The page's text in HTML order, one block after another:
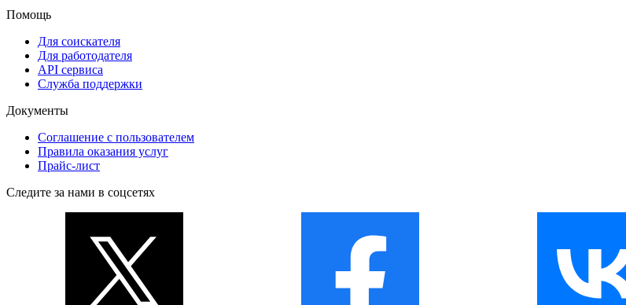
Помощь
Для соискателя
Для работодателя
API сервиса
Служба поддержки
Документы
Соглашение с пользователем
Правила оказания услуг
Прайс-лист
Следите за нами в соцсетях